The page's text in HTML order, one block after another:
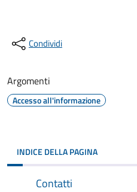
Condividi
Argomenti
Accesso all'informazione
INDICE DELLA PAGINA
Contatti